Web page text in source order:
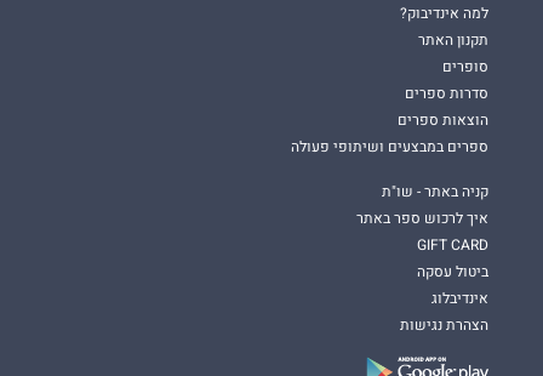
למה אינדיבוק?
תקנון האתר
סופרים
סדרות ספרים
הוצאות ספרים
ספרים במבצעים ושיתופי פעולה
קניה באתר - שו"ת
איך לרכוש ספר באתר
GIFT CARD
ביטול עסקה
אינדיבלוג
הצהרת נגישות